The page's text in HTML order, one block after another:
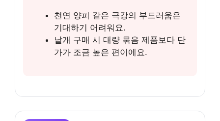
천연 양피 같은 극강의 부드러움은
기대하기 어려워요.
낱개 구매 시 대량 묶음 제품보다 단
가가 조금 높은 편이에요.